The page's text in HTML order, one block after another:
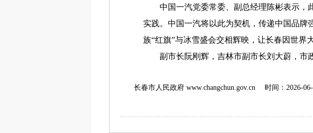
中国一汽党委常委、副总经理陈彬表示，
实践。中国一汽将以此为契机，传递中国品牌
族“红旗”与冰雪盛会交相辉映，让长春因世界
副市长阮刚辉，吉林市副市长刘大蔚，市政
长春市人民政府 www.changchun.gov.cn 时间：2026-06-